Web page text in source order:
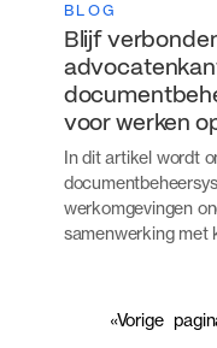
BLOG
Blijf
voor werken
In dit artikel wordt
werkomgevingen
samenwerking met
«Vorige